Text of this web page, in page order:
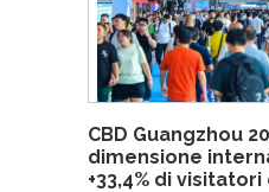
CBD Guangzhou
dimensione
+33,4% di